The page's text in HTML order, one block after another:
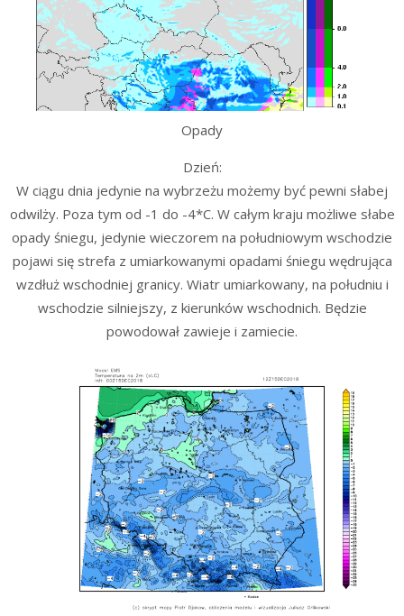
Opady
Dzień:
W ciągu dnia jedynie na wybrzeżu możemy być pewni słabej
odwilży. Poza tym od -1 do -4*C. W całym kraju możliwe słabe
opady śniegu, jedynie wieczorem na południowym wschodzie
pojawi się strefa z umiarkowanymi opadami śniegu wędrująca
wzdłuż wschodniej granicy. Wiatr umiarkowany, na południu i
wschodzie silniejszy, z kierunków wschodnich. Będzie
powodował zawieje i zamiecie.